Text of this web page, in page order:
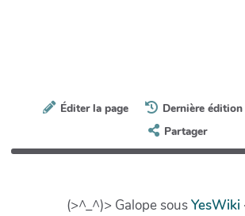
Éditer la page
Dernière
Partager
(>^_^)> Galope sousYesWiki